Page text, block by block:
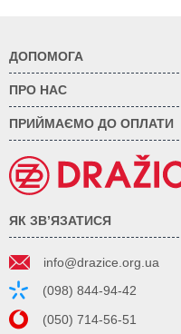
ДОПОМОГА
ПРО НАС
ПРИЙМАЄМО ДО ОПЛАТИ
ЯК ЗВ’ЯЗАТИСЯ
info@drazice.org.ua
(098) 844-94-42
(050) 714-56-51